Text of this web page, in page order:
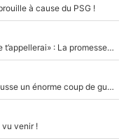
à cause du PSG !
Mercato - OM - «Dès que je prends un club, je t’appellerai» : La promesse de Marcelino au moment de claquer la porte
Victime de racisme contre Murray, Kyrgios pousse un énorme coup de gueule !
vu venir !